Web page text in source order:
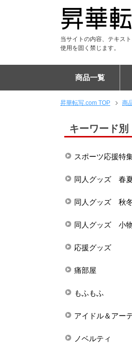
当サイトの内容、テキス
使用を固く禁じます。
商品一覧
Tシャツ
DTF Tシャツ
シャツ
DTF ポロシャツ
パーカー
DTF パーカー
ジャンパー
ユニフォーム
パンツ
DTF スウェット
アパレル雑貨
キャップ
マスク
マフラー
ブランケット
フードブランケ
タオル
フードタオル
トートバッグ
エコバッグ
リュックサック
バッグ
ケース
PC・タブレット
ショルダーバッ
スマホポシェッ
チケットホルダ
サコッシュ
ポーチ
巾着
マウスパッド
タペストリー
布ポスター
傘
布カバー
生活雑貨・イン
ステーショナリ
フラッグ
昇華転写.com TOP 商
キーワード別
スポーツ応援特
同人グッズ 春
同人グッズ 秋
同人グッズ 小
応援グッズ
痛部屋
もふもふ
アイドル＆アー
ノベルティ